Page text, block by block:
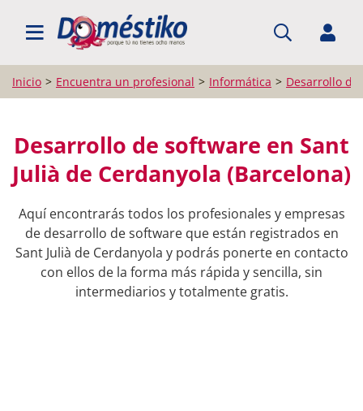
BUSCAR PROFESIONALES
Inicio Encuentra un profesional Informática Desarrollo
Desarrollo de software en Sant
Julià de Cerdanyola (Barcelona)
Aquí encontrarás todos los profesionales y empresas
de desarrollo de software que están registrados en
Sant Julià de Cerdanyola y podrás ponerte en contacto
con ellos de la forma más rápida y sencilla, sin
intermediarios y totalmente gratis.